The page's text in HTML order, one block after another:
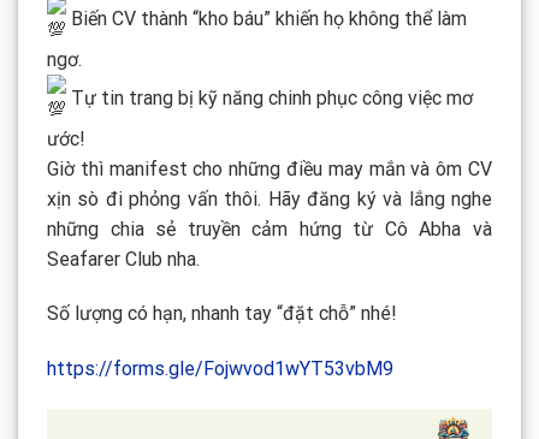
Biến CV thành “kho báu” khiến họ không thể làm
ngơ.
Tự tin trang bị kỹ năng chinh phục công việc mơ
ước!
Giờ thì manifest cho những điều may mắn và ôm CV
xịn sò đi phỏng vấn thôi. Hãy đăng ký và lắng nghe
những chia sẻ truyền cảm hứng từ Cô Abha và
Seafarer Club nha.
Số lượng có hạn, nhanh tay “đặt chỗ” nhé!
https://forms.gle/Fojwvod1wYT53vbM9